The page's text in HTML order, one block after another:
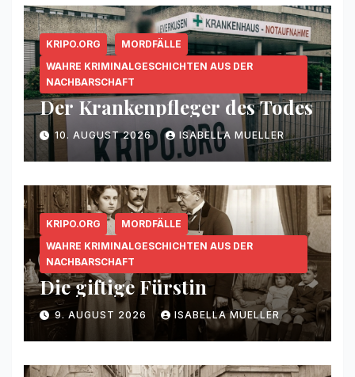
KRIPO.ORG
MORDFÄLLE
WAHRE KRIMINALGESCHICHTEN AUS DER
NACHBARSCHAFT
Der Krankenpfleger des Todes
10. AUGUST 2026 ISABELLA MUELLER
KRIPO.ORG
MORDFÄLLE
WAHRE KRIMINALGESCHICHTEN AUS DER
NACHBARSCHAFT
Die giftige Fürstin
9. AUGUST 2026 ISABELLA MUELLER